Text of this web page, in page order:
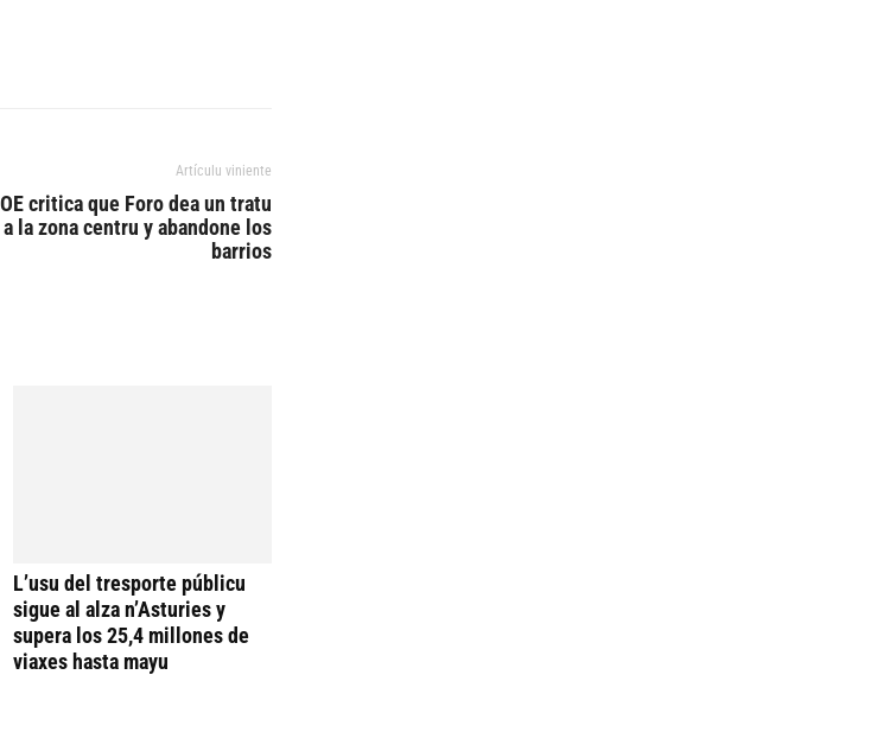
Artículu viniente
critica que Foro dea un tratu
la zona centru y abandone los
barrios
L’usu del tresporte públicu
sigue al alza n’Asturies y
supera los 25,4 millones de
viaxes hasta mayu